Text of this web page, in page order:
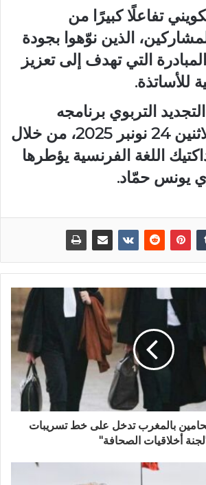
تفاعلًا كبيرًا من
الذين نوّهوا بجودة
التي تهدف إلى تعزيز
للأساتذة.
التربوي برنامجه
التكويني يوم الاثنين 24 نونبر 2025، من خلال
اللغة الفرنسية يؤطرها
يونس حمّاد.
بالمغرب تدخل على خط تسريبات
أخلاقيات الصحافة"